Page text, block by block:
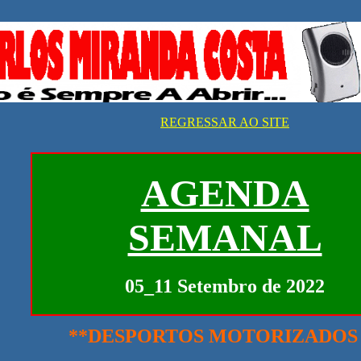
REGRESSAR AO SITE
AGENDA
SEMANAL
05_11 Setembro de 2022
**DESPORTOS